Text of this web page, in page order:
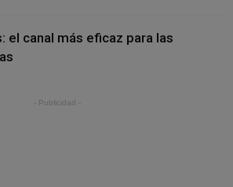
el canal más eficaz para las
- Publicidad -